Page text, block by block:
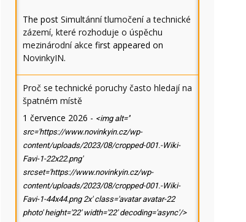
The post Simultánní tlumočení a technické
zázemí, které rozhoduje o úspěchu
mezinárodní akce first appeared on
NovinkyIN.
Proč se technické poruchy často hledají na
špatném místě
1 července 2026 - <img alt=''
src='https://www.novinkyin.cz/wp-
content/uploads/2023/08/cropped-001.-Wiki-
Favi-1-22x22.png'
srcset='https://www.novinkyin.cz/wp-
content/uploads/2023/08/cropped-001.-Wiki-
Favi-1-44x44.png 2x' class='avatar avatar-22
photo' height='22' width='22' decoding='async'/>